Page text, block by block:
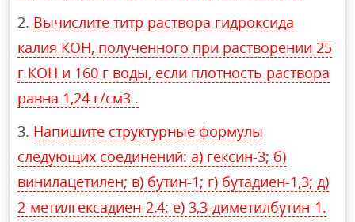
Вычислите титр раствора гидроксида
калия КОН, полученного при растворении 25
г КОН и 160 г воды, если плотность раствора
равна 1,24 г/см3 .
Напишите структурные формулы
следующих соединений: а) гексин-3; б)
винилацетилен; в) бутин-1; г) бутадиен-1,3; д)
2-метилгексадиен-2,4; е) 3,3-диметилбутин-1.